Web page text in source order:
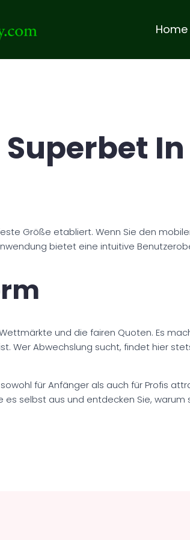
Home
Größe etabliert. Wenn Sie den
bietet eine intuitive
und die fairen Quoten. Es
Wer Abwechslung sucht, findet hier
für Anfänger als auch für Profis
selbst aus und entdecken Sie,